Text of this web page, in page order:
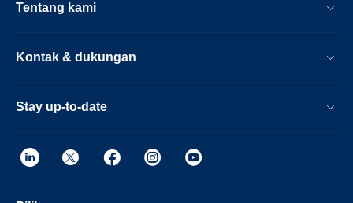
Tentang kami
Kontak & dukungan
Stay up-to-date